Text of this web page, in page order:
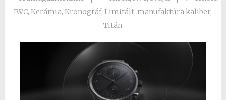
IWC,Kerámia,Kronográf,Limitált, manufaktúra kaliber,
Titán